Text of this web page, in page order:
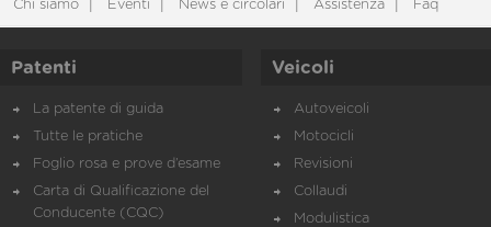
Chi siamo Eventi News e circolari Assistenza Faq
Patenti
La patente di guida
Tutte le pratiche
Foglio rosa e prove d’esame
Carta di Qualificazione del
Conducente (CQC)
Veicoli
Autoveicoli
Motocicli
Revisioni
Collaudi
Modulistica